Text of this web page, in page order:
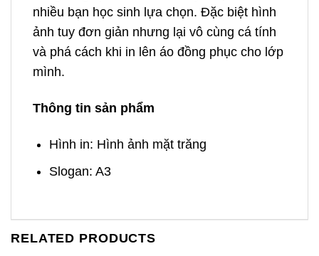
nhiều bạn học sinh lựa chọn. Đặc biệt hình
ảnh tuy đơn giản nhưng lại vô cùng cá tính
và phá cách khi in lên áo đồng phục cho lớp
mình.
Thông tin sản phẩm
Hình in: Hình ảnh mặt trăng
Slogan: A3
RELATED PRODUCTS